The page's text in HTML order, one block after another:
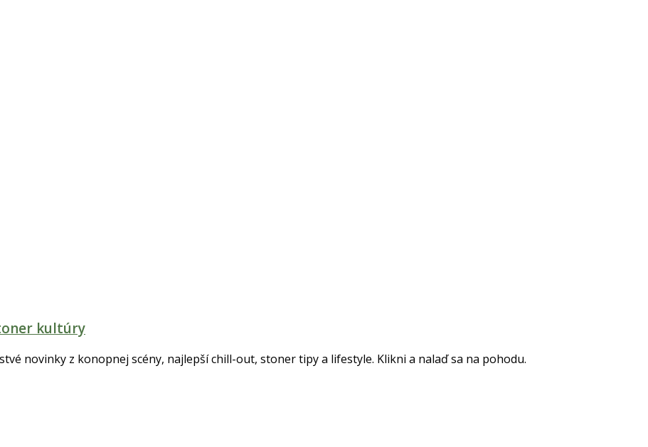
kultúry
novinky z konopnej scény, najlepší chill-out, stoner tipy a lifestyle. Klikni a nalaď sa na pohodu.